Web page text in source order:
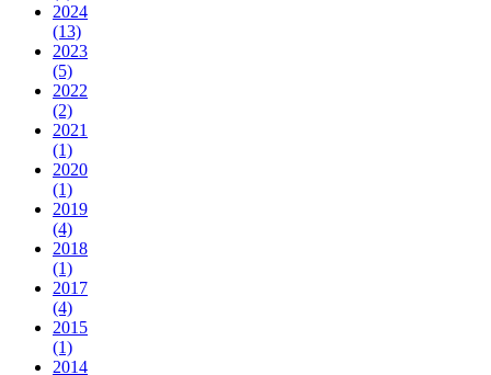
2024
(13)
2023
(5)
2022
(2)
2021
(1)
2020
(1)
2019
(4)
2018
(1)
2017
(4)
2015
(1)
2014